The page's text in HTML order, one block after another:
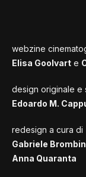
webzine
Elisa Goolvart e
design originale e
Edoardo M.
redesign a cura di
Gabriele Brombin
Anna Quaranta